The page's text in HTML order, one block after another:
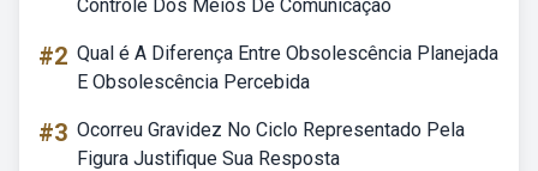
Controle Dos Meios De Comunicação
#2 Qual é A Diferença Entre Obsolescência Planejada
E Obsolescência Percebida
#3 Ocorreu Gravidez No Ciclo Representado Pela
Figura Justifique Sua Resposta